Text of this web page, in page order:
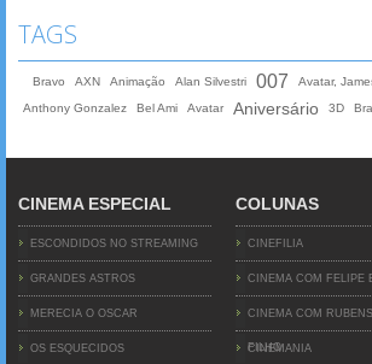
TAGS
Bravo AXN Animação Alan Silvestri 007 Avatar,
Anthony Gonzalez Bel Ami Avatar Aniversário 3D
CINEMA ESPECIAL
ESCONDIDOS NO STREAMING
GRANDES ASTROS
MERECIA O OSCAR
OS ESQUECIDOS
COLUNAS
CINEFILIA
CINEMA COM FELIPE
CINEMA COM
FILHO
CINEMANIA